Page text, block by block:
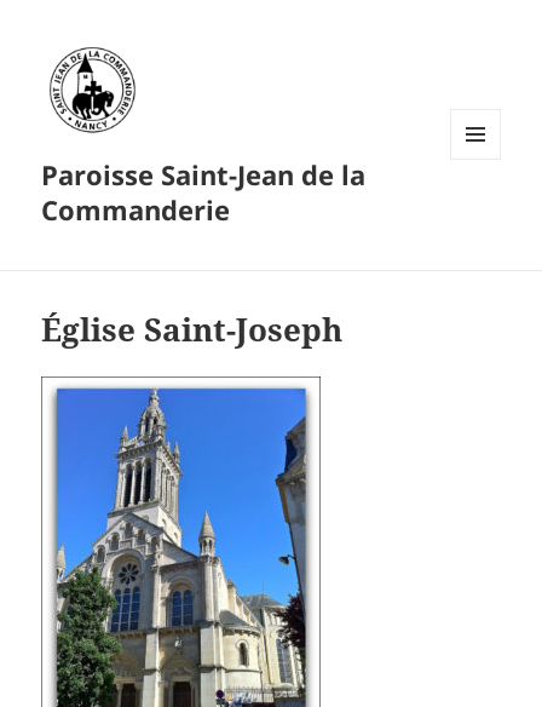
Paroisse Saint-Jean de la
Commanderie
Église Saint-Joseph